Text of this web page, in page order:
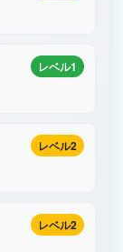
レベル1
レベル2
レベル2